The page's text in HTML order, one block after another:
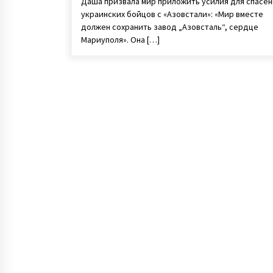
украинских бойцов с «Азовстали»: «Мир вместе
должен сохранить завод „Азовсталь“, сердце
Мариуполя». Она […]